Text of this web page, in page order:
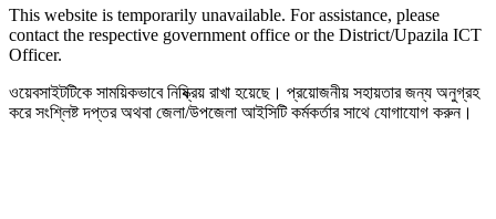
This website is temporarily unavailable. For assistance, please
contact the respective government office or the District/Upazila ICT
Officer.
ওয়েবসাইটটিকে সাময়িকভাবে নিষ্ক্রিয় রাখা হয়েছে। প্রয়োজনীয় সহায়তার জন্য অনুগ্রহ
করে সংশ্লিষ্ট দপ্তর অথবা জেলা/উপজেলা আইসিটি কর্মকর্তার সাথে যোগাযোগ করুন।